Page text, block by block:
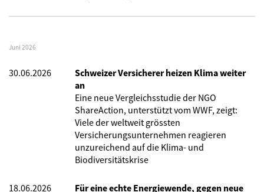
Juni 2026
30.06.2026
Schweizer Versicherer heizen Klima weiter
an
Eine neue Vergleichsstudie der NGO
ShareAction, unterstützt vom WWF, zeigt:
Viele der weltweit grössten
Versicherungsunternehmen reagieren
unzureichend auf die Klima- und
Biodiversitätskrise
18.06.2026
Für eine echte Energiewende, gegen neue